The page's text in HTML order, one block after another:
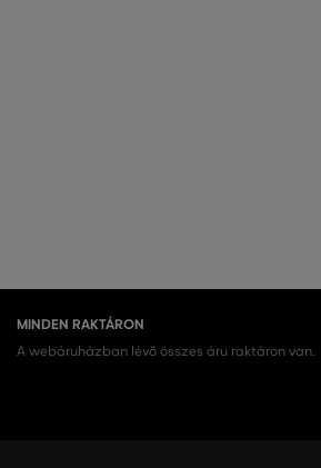
MINDEN RAKTÁRON
A webáruházban lévő összes áru raktáron van.